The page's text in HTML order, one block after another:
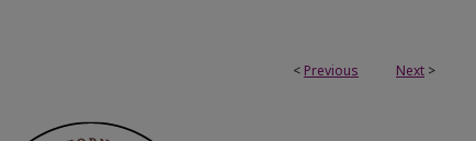
< Previous Next >